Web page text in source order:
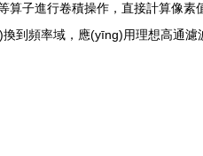
算子進行卷積操作，直接計算像素
到頻率域，應(yīng)用理想高通